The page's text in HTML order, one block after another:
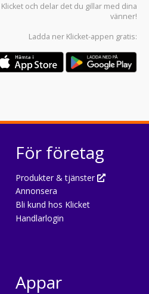
Klicket och delar det du gillar med dina
vänner!
Ladda ner Klicket-appen gratis:
För företag
Produkter & tjänster
Annonsera
Bli kund hos Klicket
Handlarlogin
Appar